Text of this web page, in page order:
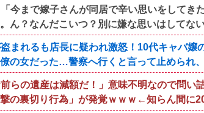
今まで嫁子さんが同居で辛い思いをしてき
ん？なんだこいつ？別に嫌な思いはしてな
まれるも店長に疑われ激怒！10代キャバ嬢
の女だった…警察へ行くと言って止められ
らの遺産は減額だ！」意味不明なので問い
の裏切り行為」が発覚ｗｗｗ←知らん間に